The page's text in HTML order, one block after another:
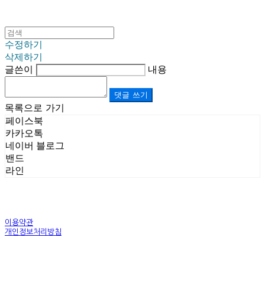
수정하기
삭제하기
글쓴이
내용
댓글 쓰기
목록으로 가기
페이스북
카카오톡
네이버 블로그
밴드
라인
이용약관
개인정보처리방침